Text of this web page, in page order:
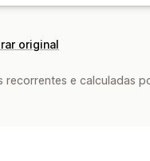
original
e calculadas